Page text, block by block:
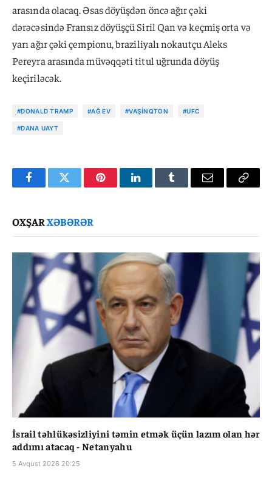
arasında olacaq. Əsas döyüşdən öncə ağır çəki
dərəcəsində Fransız döyüşçü Siril Qan və keçmiş orta və
yarı ağır çəki çempionu, braziliyalı nokautçu Aleks
Pereyra arasında müvəqqəti titul uğrunda döyüş
keçiriləcək.
#DONALD TRAMP #AĞ EV #VAŞINQTON #UFC
#DANA UAYT
FacebookTwitter PinterestLinkedInTumblr Email
Copy
OXŞARXƏBƏRƏR
İsrail təhlükəsizliyini təmin etmək üçün lazım olan hər
addımı atacaq - Netanyahu
5 Avqust 2026 20:25